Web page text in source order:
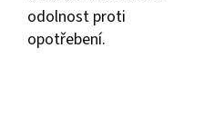
odolnost proti
opotřebení.